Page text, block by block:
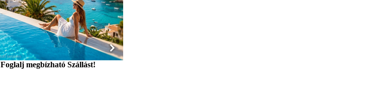
Foglalj megbízható Szállást!